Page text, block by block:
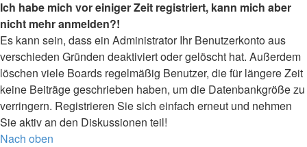
Ich habe mich vor einiger Zeit registriert, kann mich aber
nicht mehr anmelden?!
Es kann sein, dass ein Administrator Ihr Benutzerkonto aus
verschieden Gründen deaktiviert oder gelöscht hat. Außerdem
löschen viele Boards regelmäßig Benutzer, die für längere Zeit
keine Beiträge geschrieben haben, um die Datenbankgröße zu
verringern. Registrieren Sie sich einfach erneut und nehmen
Sie aktiv an den Diskussionen teil!
Nach oben